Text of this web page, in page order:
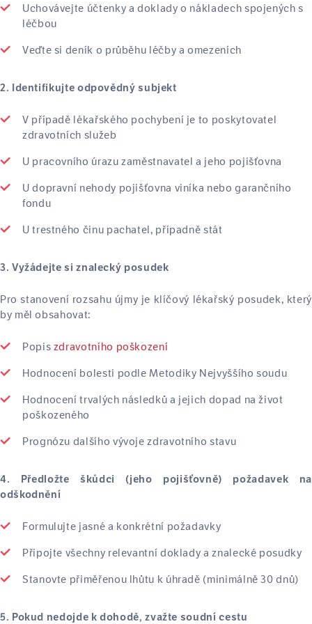
Uchovávejte účtenky a doklady o nákladech spojených s
léčbou
Veďte si deník o průběhu léčby a omezeních
2. Identifikujte odpovědný subjekt
V případě lékařského pochybení je to poskytovatel
zdravotních služeb
U pracovního úrazu zaměstnavatel a jeho pojišťovna
U dopravní nehody pojišťovna viníka nebo garančního
fondu
U trestného činu pachatel, případně stát
3. Vyžádejte si znalecký posudek
Pro stanovení rozsahu újmy je klíčový lékařský posudek, který
by měl obsahovat:
Popis zdravotního poškození
Hodnocení bolesti podle Metodiky Nejvyššího soudu
Hodnocení trvalých následků a jejich dopad na život
poškozeného
Prognózu dalšího vývoje zdravotního stavu
4. Předložte škůdci (jeho pojišťovně) požadavek na
odškodnění
Formulujte jasné a konkrétní požadavky
Připojte všechny relevantní doklady a znalecké posudky
Stanovte přiměřenou lhůtu k úhradě (minimálně 30 dnů)
5. Pokud nedojde k dohodě, zvažte soudní cestu